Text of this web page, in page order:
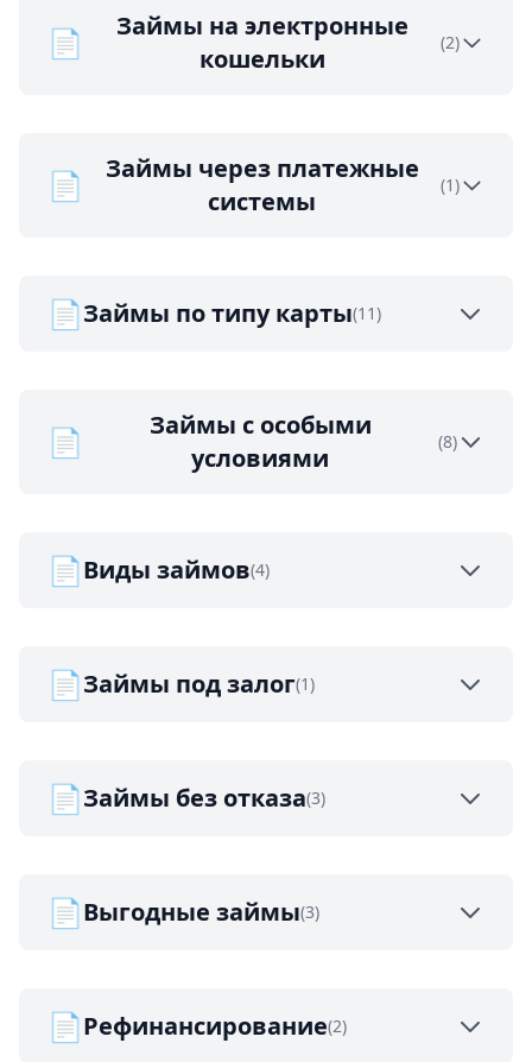
📄
Займы на электронные
кошельки
(2)
📄
Займы через платежные
системы
(1)
📄Займы по типу карты(11)
📄
Займы с особыми
условиями
(8)
📄Виды займов(4)
📄Займы под залог(1)
📄Займы без отказа(3)
📄Выгодные займы(3)
📄Рефинансирование(2)